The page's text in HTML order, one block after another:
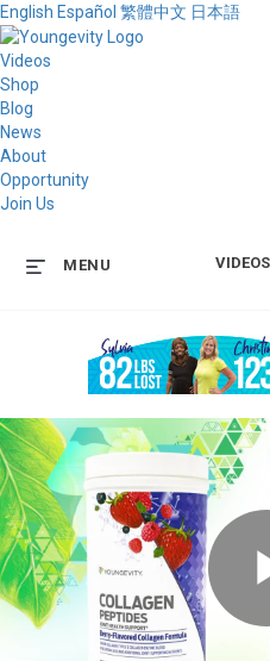
English Español 繁體中文 日本語
Videos
Shop
Blog
News
About
Opportunity
Join Us
MENU